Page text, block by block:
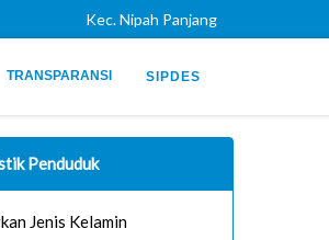
Kec. Nipah Panjang
TRANSPARANSI SIPDES
Penduduk
Jenis Kelamin